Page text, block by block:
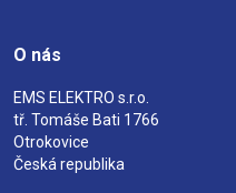
O nás
EMS ELEKTRO s.r.o.
tř. Tomáše Bati 1766
Otrokovice
Česká republika